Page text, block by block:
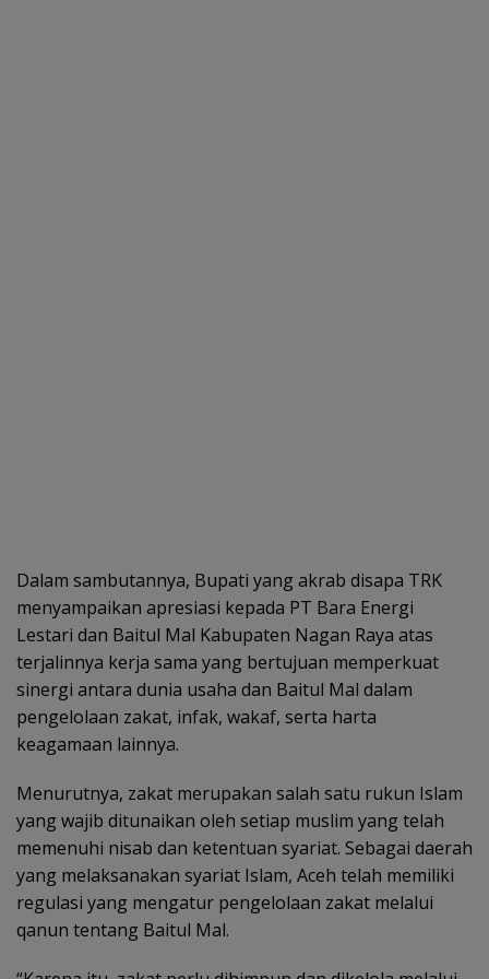
Dalam sambutannya, Bupati yang akrab disapa TRK
menyampaikan apresiasi kepada PT Bara Energi
Lestari dan Baitul Mal Kabupaten Nagan Raya atas
terjalinnya kerja sama yang bertujuan memperkuat
sinergi antara dunia usaha dan Baitul Mal dalam
pengelolaan zakat, infak, wakaf, serta harta
keagamaan lainnya.
Menurutnya, zakat merupakan salah satu rukun Islam
yang wajib ditunaikan oleh setiap muslim yang telah
memenuhi nisab dan ketentuan syariat. Sebagai daerah
yang melaksanakan syariat Islam, Aceh telah memiliki
regulasi yang mengatur pengelolaan zakat melalui
qanun tentang Baitul Mal.